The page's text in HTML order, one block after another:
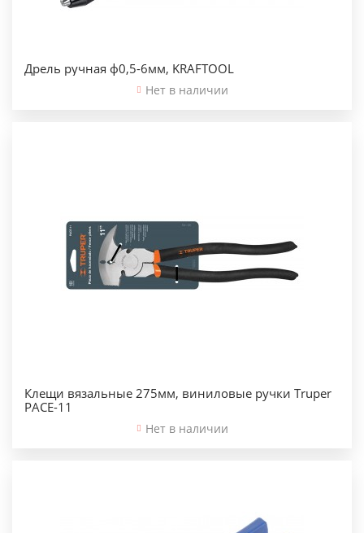
Дрель ручная ф0,5-6мм, KRAFTOOL
Нет в наличии
Клещи вязальные 275мм, виниловые ручки Truper
PACE-11
Нет в наличии